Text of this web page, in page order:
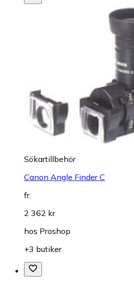
Sökartillbehör
Canon Angle Finder C
fr.
2 362 kr
hos Proshop
+3 butiker